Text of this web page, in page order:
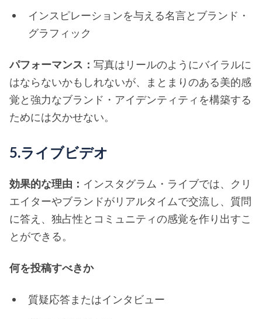
インスピレーションを与える名言とブランド・
グラフィック
パフォーマンス： 写真はリールのようにバイラルに
はならないかもしれないが、まとまりのある美的感
覚と強力なブランド・アイデンティティを構築する
ためには欠かせない。
5.ライブビデオ
効果的な理由： インスタグラム・ライブでは、クリ
エイターやブランドがリアルタイムで交流し、質問
に答え、独占性とコミュニティの感覚を作り出すこ
とができる。
何を投稿すべきか
質疑応答またはインタビュー